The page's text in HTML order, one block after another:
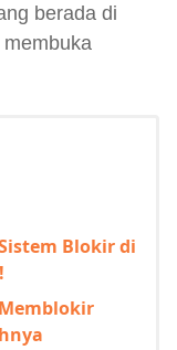
berada di
Blokir di